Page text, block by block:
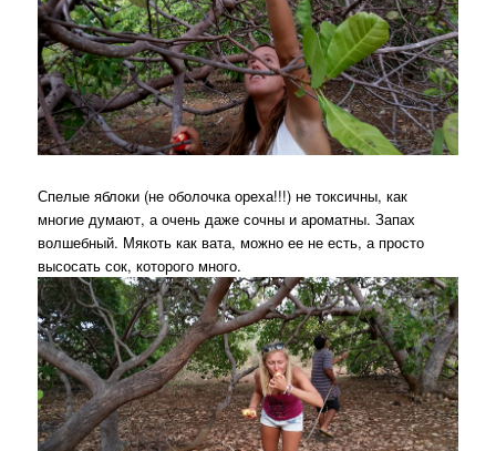
Спелые яблоки (не оболочка ореха!!!) не токсичны, как
многие думают, а очень даже сочны и ароматны. Запах
волшебный. Мякоть как вата, можно ее не есть, а просто
высосать сок, которого много.